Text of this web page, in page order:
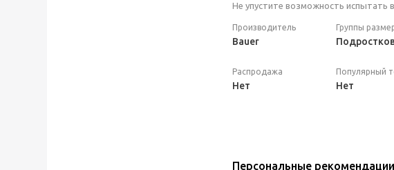
Не упустите возможность испытать
Производитель
Bauer
Группы
Распродажа
Нет
Популярный
Нет
Персональные рекомендации